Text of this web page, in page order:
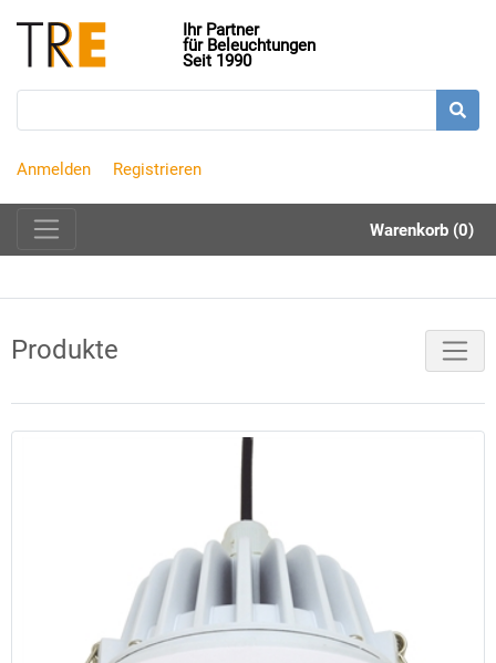
Ihr Partner
für Beleuchtungen
Seit 1990
Anmelden Registrieren
Warenkorb (0)
Produkte